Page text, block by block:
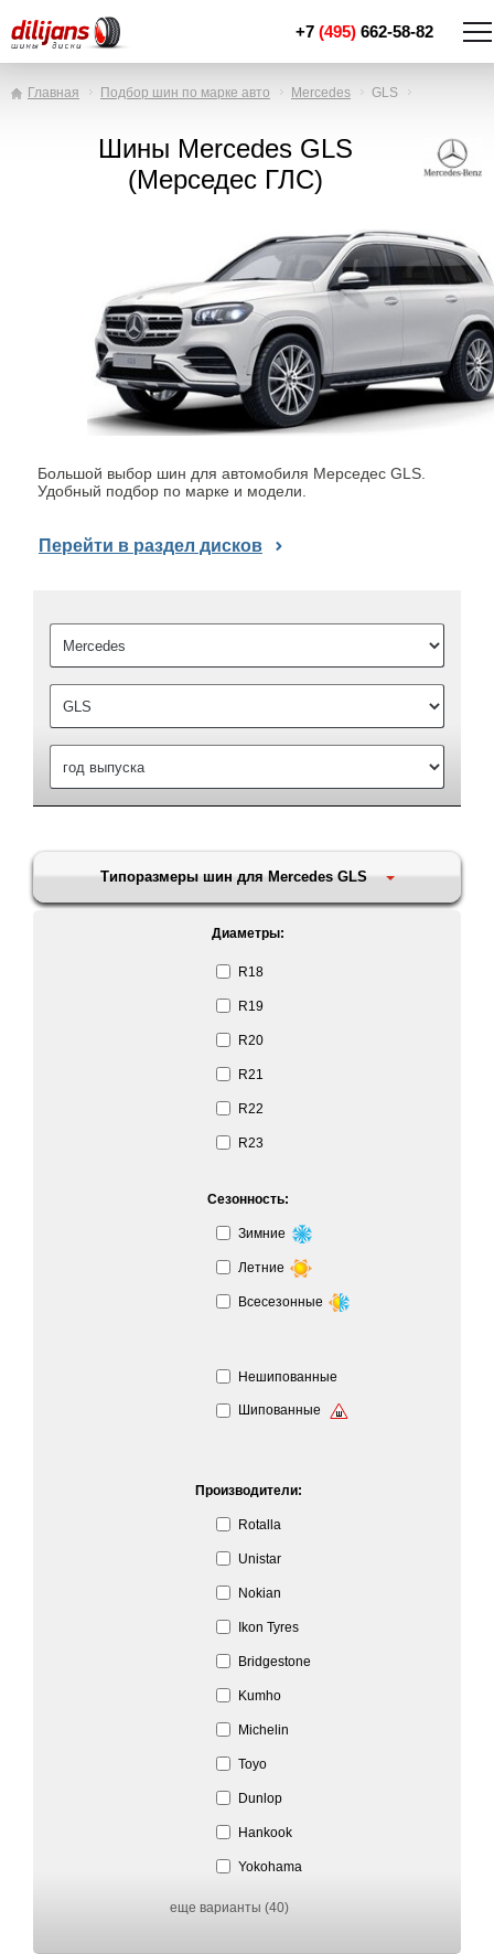
+7 (495) 662-58-82
Главная Подбор шин по марке авто Mercedes GLS
Шины Mercedes GLS
(Мерседес ГЛС)
Большой выбор шин для автомобиля Мерседес GLS.
Удобный подбор по марке и модели.
Перейти в раздел дисков
Типоразмеры шин для Mercedes GLS
Диаметры:
R18
R19
R20
R21
R22
R23
Сезонность:
Зимние
Летние
Всесезонные
Нешипованные
Шипованные
Производители:
Rotalla
Unistar
Nokian
Ikon Tyres
Bridgestone
Kumho
Michelin
Toyo
Dunlop
Hankook
Yokohama
еще варианты (40)